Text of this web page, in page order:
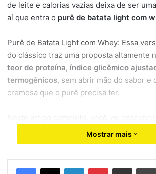
de leite e calorias vazias deixa de ser
aí que entra o purê de batata light com
Purê de Batata Light com Whey: Essa
do clássico traz uma proposta altamente
teor de proteína, índice glicêmico
termogênicos, sem abrir mão do sabor e
cremosa que o purê precisa ter.
Como transformar o purê de batata
Quais os benefícios da batata para
Mostrar mais
LinkedinPinterestCompartilhar via e-mail